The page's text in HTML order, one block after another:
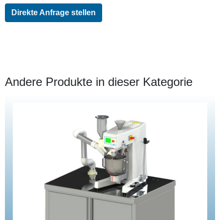
Direkte Anfrage stellen
Andere Produkte in dieser Kategorie